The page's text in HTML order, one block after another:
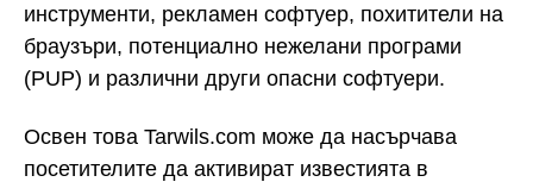
инструменти, рекламен софтуер, похитители на
браузъри, потенциално нежелани програми
(PUP) и различни други опасни софтуери.
Освен това Tarwils.com може да насърчава
посетителите да активират известията в